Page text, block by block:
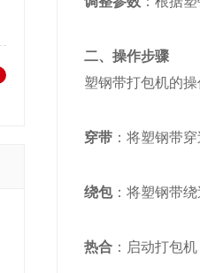
二、操作步骤
塑钢带打包机的
穿带 ：将塑钢带
绕包：将塑钢带
热合 ：启动打包